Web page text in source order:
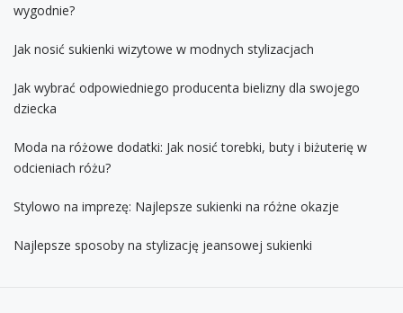
wygodnie?
Jak nosić sukienki wizytowe w modnych stylizacjach
Jak wybrać odpowiedniego producenta bielizny dla swojego
dziecka
Moda na różowe dodatki: Jak nosić torebki, buty i biżuterię w
odcieniach różu?
Stylowo na imprezę: Najlepsze sukienki na różne okazje
Najlepsze sposoby na stylizację jeansowej sukienki